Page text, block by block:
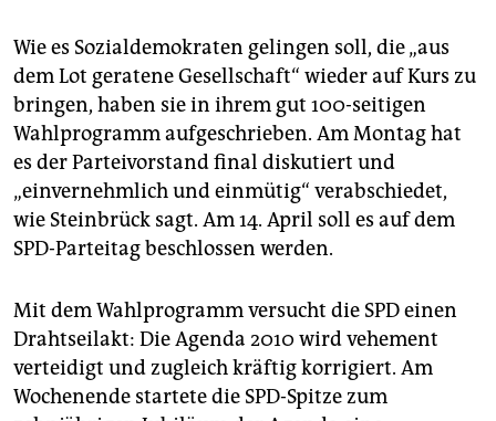
Wie es Sozialdemokraten gelingen soll, die „aus
dem Lot geratene Gesellschaft“ wieder auf Kurs zu
bringen, haben sie in ihrem gut 100-seitigen
Wahlprogramm aufgeschrieben. Am Montag hat
es der Parteivorstand final diskutiert und
„einvernehmlich und einmütig“ verabschiedet,
wie Steinbrück sagt. Am 14. April soll es auf dem
SPD-Parteitag beschlossen werden.
Mit dem Wahlprogramm versucht die SPD einen
Drahtseilakt: Die Agenda 2010 wird vehement
verteidigt und zugleich kräftig korrigiert. Am
Wochenende startete die SPD-Spitze zum